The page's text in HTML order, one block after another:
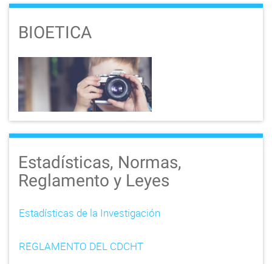
BIOETICA
Estadísticas, Normas,
Reglamento y Leyes
Estadísticas de la Investigación
REGLAMENTO DEL CDCHT